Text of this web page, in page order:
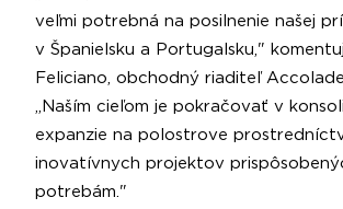
veľmi potrebná na posilnenie našej
v Španielsku a Portugalsku,"
Feliciano, obchodný riaditeľ
„Naším cieľom je pokračovať v
expanzie na polostrove
inovatívnych projektov
potrebám."